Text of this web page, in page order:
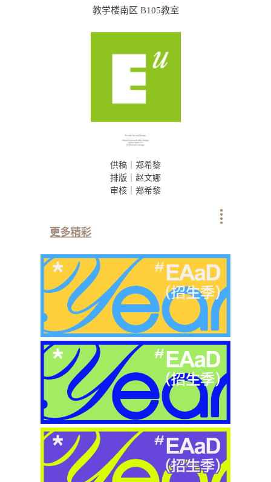
教学楼南区 B105教室
供稿｜郑希黎
排版｜赵文娜
审核｜郑希黎